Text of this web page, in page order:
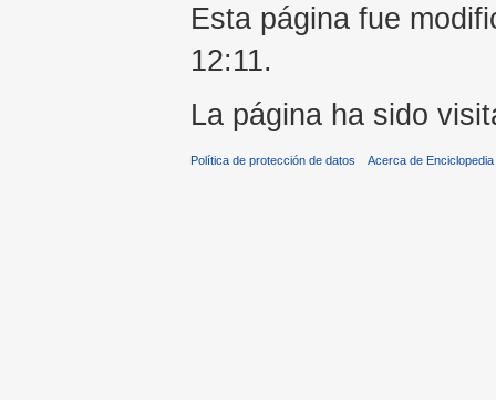
Esta página fue
12:11.
La página ha sido
Política de protección de datos Acerca de